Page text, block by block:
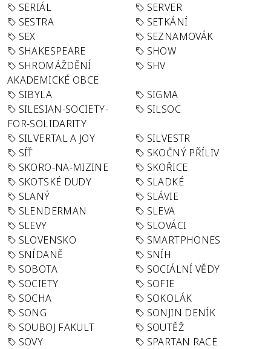
SERIÁL
SERVER
SESTRA
SETKÁNÍ
SEX
SEZNAMOVÁK
SHAKESPEARE
SHOW
SHROMÁŽDĚNÍ
AKADEMICKÉ OBCE
SHV
SIBYLA
SIGMA
SILESIAN-SOCIETY-
FOR-SOLIDARITY
SILSOC
SILVERTAL A JOY
SILVESTR
SÍŤ
SKOČNÝ PŘÍLIV
SKORO-NA-MIZINE
SKOŘICE
SKOTSKÉ DUDY
SLADKÉ
SLANÝ
SLÁVIE
SLENDERMAN
SLEVA
SLEVY
SLOVÁCI
SLOVENSKO
SMARTPHONES
SNÍDANĚ
SNÍH
SOBOTA
SOCIÁLNÍ VĚDY
SOCIETY
SOFIE
SOCHA
SOKOLÁK
SONG
SONJIN DENÍK
SOUBOJ FAKULT
SOUTĚŽ
SOVY
SPARTAN RACE